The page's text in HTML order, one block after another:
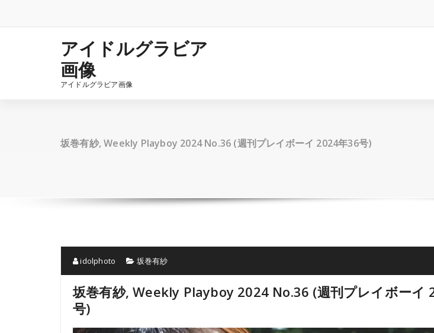
テ
アイドルグラビア
画像
アイドルグラビア画像
坂巻有紗, Weekly Playboy 2024 No.36 (週刊プレイボーイ 2024年36号)
idolphoto 坂巻有紗
坂巻有紗, Weekly Playboy 2024 No.36 (週刊プレイボーイ
号)